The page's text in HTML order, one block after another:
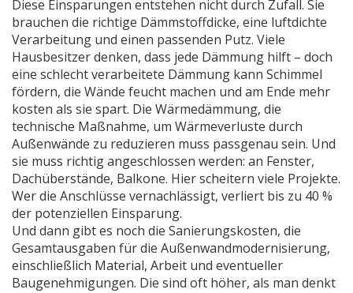
Diese Einsparungen entstehen nicht durch Zufall. Sie
brauchen die richtige Dämmstoffdicke, eine luftdichte
Verarbeitung und einen passenden Putz. Viele
Hausbesitzer denken, dass jede Dämmung hilft – doch
eine schlecht verarbeitete Dämmung kann Schimmel
fördern, die Wände feucht machen und am Ende mehr
kosten als sie spart. Die Wärmedämmung, die
technische Maßnahme, um Wärmeverluste durch
Außenwände zu reduzieren muss passgenau sein. Und
sie muss richtig angeschlossen werden: an Fenster,
Dachüberstände, Balkone. Hier scheitern viele Projekte.
Wer die Anschlüsse vernachlässigt, verliert bis zu 40 %
der potenziellen Einsparung.
Und dann gibt es noch die Sanierungskosten, die
Gesamtausgaben für die Außenwandmodernisierung,
einschließlich Material, Arbeit und eventueller
Baugenehmigungen. Die sind oft höher, als man denkt